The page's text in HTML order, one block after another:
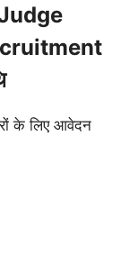
के लिए आवेदन